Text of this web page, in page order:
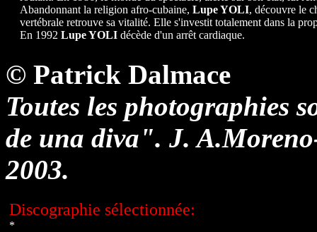
Abandonnant la religion afro-cubaine, Lupe YOLI, découvre le
vertébrale retrouve sa vitalité. Elle s'investit totalement dans la
En 1992 Lupe YOLIdécède d'un arrêt cardiaque.
© Patrick Dalmace
Toutes les photographies
de una diva". J.
2003.
Discographie sélectionnée:
*